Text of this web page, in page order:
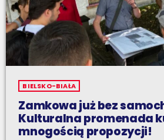
BIELSKO-BIAŁA
Zamkowa już bez
Kulturalna promenada
mnogością propozycji!